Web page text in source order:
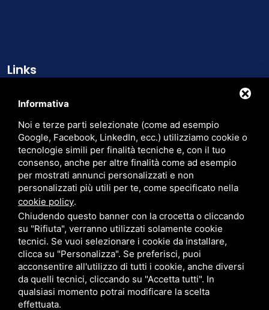
Links
Chi siamo
Contatti
Trasparenza
Cerca nel sito
PER FATTURAZIONE ELETTRONICA: CODICE SDI: M5UXCR1 - P.IVA:
00905380382 - CF. 01527590234 - EMAIL PEC:LARUSSRL@PEC.PAVIPEC.COM
PRIVACY •SITEMAP • QUESTO SITO È PROTETTO DA GOOGLE RECAPTCHA V3,
PRIVACY POLICYETERMS OF SERVICEDI GOOGLE.
CONTRIBUTI E AIUTI DI STATO
Informativa
Noi e terze parti selezionate (come ad esempio
Google, Facebook, LinkedIn, ecc.) utilizziamo cookie o
tecnologie simili per finalità tecniche e, con il tuo
consenso, anche per altre finalità come ad esempio
per mostrati annunci personalizzati e non
personalizzati più utili per te, come specificato nella
cookie policy.
Chiudendo questo banner con la crocetta o cliccando
su "Rifiuta", verranno utilizzati solamente cookie
tecnici. Se vuoi selezionare i cookie da installare,
clicca su "Personalizza". Se preferisci, puoi
acconsentire all'utilizzo di tutti i cookie, anche diversi
da quelli tecnici, cliccando su "Accetta tutti". In
qualsiasi momento potrai modificare la scelta
effettuata.